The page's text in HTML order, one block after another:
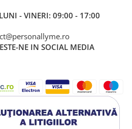
LUNI - VINERI: 09:00 - 17:00
NE IN SOCIAL MEDIA